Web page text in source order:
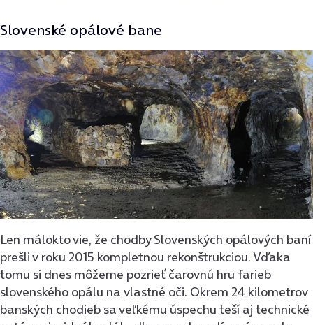
Slovenské opálové bane
Len málokto vie, že chodby Slovenských opálových baní
prešli v roku 2015 kompletnou rekonštrukciou. Vďaka
tomu si dnes môžeme pozrieť čarovnú hru farieb
slovenského opálu na vlastné oči. Okrem 24 kilometrov
banských chodieb sa veľkému úspechu teší aj technické